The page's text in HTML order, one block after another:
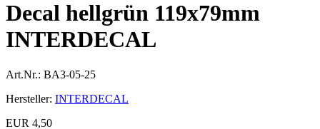
Decal hellgrün 119x79mm
INTERDECAL
Art.Nr.: BA3-05-25
Hersteller: INTERDECAL
EUR 4,50